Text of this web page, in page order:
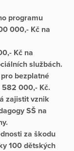
programu
000,- Kč na
Kč na
službách.
bezplatné
582 000,- Kč.
zajistit vznik
SŠ na
za škodu
100 dětských